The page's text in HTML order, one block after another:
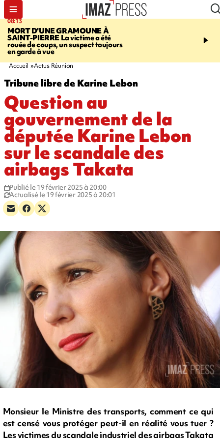
08:13
MORT D'UNE GRAMOUNE À
SAINT-PIERRELa victime a été
rouée de coups, un suspect toujours
en garde à vue
10:13
cycliste évacué en
après une collision
Accueil Actus Réunion
Tribune libre de Karine Lebon
Question au
gouvernement de la
députée Karine Lebon
sur le scandale des
airbags Takata
Publié le 19 février 2025 à 20:00
Actualisé le 19 février 2025 à 20:01
Monsieur le Ministre des transports, comment ce qui
est censé vous protéger peut-il en réalité vous tuer ?
Les victimes du scandale industriel des airbags Takata